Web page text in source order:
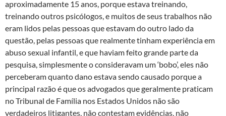
aproximadamente 15 anos, porque estava treinando,
treinando outros psicólogos, e muitos de seus trabalhos não
eram lidos pelas pessoas que estavam do outro lado da
questão, pelas pessoas que realmente tinham experiência em
abuso sexual infantil, e que haviam feito grande parte da
pesquisa, simplesmente o consideravam um ‘bobo’, eles não
perceberam quanto dano estava sendo causado porque a
principal razão é que os advogados que geralmente praticam
no Tribunal de Família nos Estados Unidos não são
verdadeiros litigantes, não contestam evidências, não